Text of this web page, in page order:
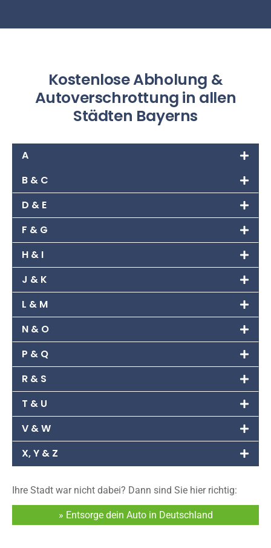
Kostenlose Abholung &
Autoverschrottung in allen
Städten Bayerns
A
B & C
D & E
F & G
H & I
J & K
L & M
N & O
P & Q
R & S
T & U
V & W
X, Y & Z
Ihre Stadt war nicht dabei? Dann sind Sie hier richtig:
» Entsorge dein Auto in Deutschland